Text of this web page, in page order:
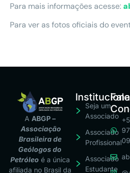
Para mais informações acesse:
Para ver as fotos oficiais do
A ABGP –
Associação
Brasileira de
Geólogos do
Petróleo é a única
afiliada no Brasil da
Seja um
Associado
Associado
Profissional
Associado
Estudante
Fale